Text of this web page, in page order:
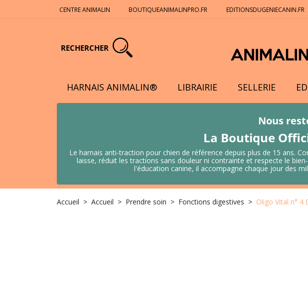
CENTRE ANIMALIN BOUTIQUEANIMALINPRO.FR EDITIONSDUGENIECANIN.FR
RECHERCHER
HARNAIS ANIMALIN® LIBRAIRIE SELLERIE
Nous
La Boutique
Le harnais anti-traction pour chien de référence depuis plus de 15 ans.
laisse, réduit les tractions sans douleur ni contrainte et respecte le
l'éducation canine, il accompagne chaque jour des
Accueil Accueil Prendre soin Fonctions digestives Oligo Vital n° 4